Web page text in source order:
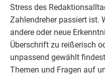
Stress des
Zahlendreher passiert ist.
andere oder neue
Überschrift zu reißerisch
unpassend gewählt
Themen und Fragen auf